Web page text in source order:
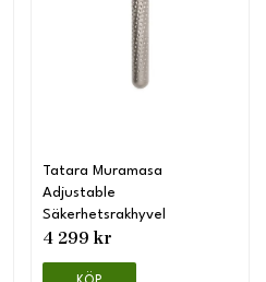
Tatara Muramasa
Adjustable
Säkerhetsrakhyvel
4 299 kr